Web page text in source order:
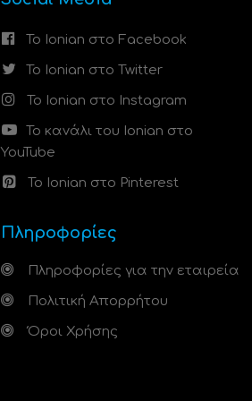
Το Ionian στο Facebook
Το Ionian στο Twitter
Το Ionian στο Instagram
Το κανάλι του Ionian στο
YouTube
Το Ionian στο Pinterest
Πληροφορίες
Πληροφορίες για την εταιρεία
Πολιτική Απορρήτου
Όροι Χρήσης